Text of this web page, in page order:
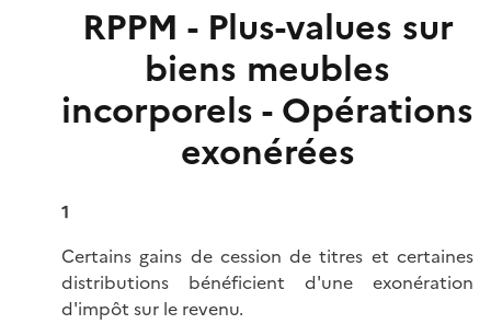
RPPM - Plus-values sur
biens meubles
incorporels - Opérations
exonérées
1
Certains gains de cession de titres et certaines
distributions bénéficient d'une exonération
d'impôt sur le revenu.